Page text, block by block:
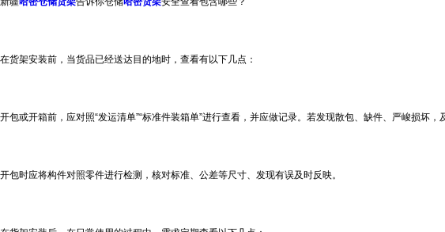
在货架安装前，当货品已经送达目的地时，查看有以下几点：
开包或开箱前，应对照“发运清单”“标准件装箱单”进行查看，并应做记录。若发现散包、缺件、严峻损坏，
开包时应将构件对照零件进行检测，核对标准、公差等尺寸、发现有误及时反映。